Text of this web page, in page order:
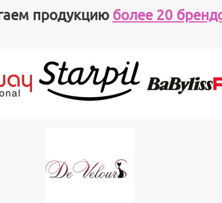
продукцию более 20